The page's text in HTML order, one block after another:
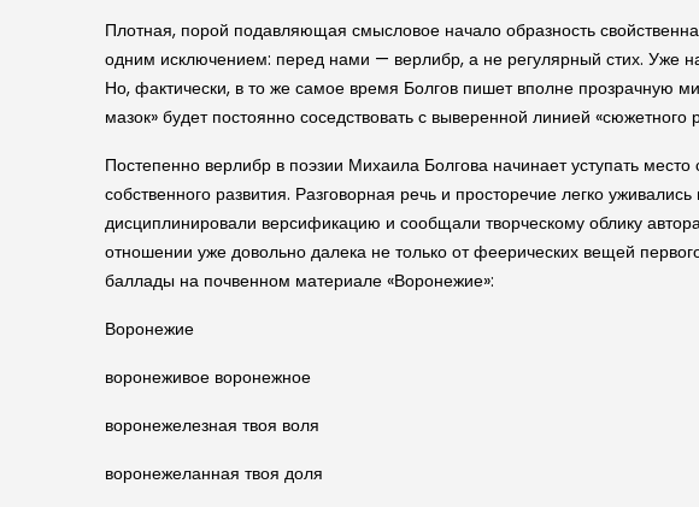
Плотная, порой подавляющая смысловое начало образность
одним исключением: перед нами — верлибр, а не регулярный стих. Уже
Но, фактически, в то же самое время Болгов пишет вполне прозрачную
мазок» будет постоянно соседствовать с выверенной линией «сюжетного
Постепенно верлибр в поэзии Михаила Болгова начинает уступать
собственного развития. Разговорная речь и просторечие легко
дисциплинировали версификацию и сообщали творческому облику
отношении уже довольно далека не только от феерических вещей
баллады на почвенном материале «Воронежие»:
Воронежие
воронеживое воронежное
воронежелезная твоя воля
воронежеланная твоя доля